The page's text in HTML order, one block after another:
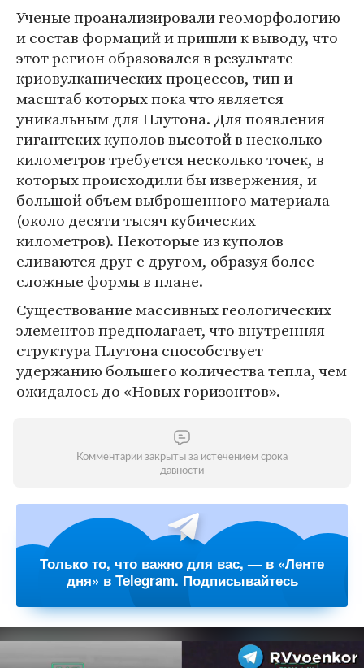
Ученые проанализировали геоморфологию
и состав формаций и пришли к выводу, что
этот регион образовался в результате
криовулканических процессов, тип и
масштаб которых пока что является
уникальным для Плутона. Для появления
гигантских куполов высотой в несколько
километров требуется несколько точек, в
которых происходили бы извержения, и
большой объем выброшенного материала
(около десяти тысяч кубических
километров). Некоторые из куполов
сливаются друг с другом, образуя более
сложные формы в плане.
Существование массивных геологических
элементов предполагает, что внутренняя
структура Плутона способствует
удержанию большего количества тепла, чем
ожидалось до «Новых горизонтов».
Комментарии закрыты за истечением срока
давности
Только то, что важно для вас, — в «Ленте
дня» в Telegram. Подписывайтесь